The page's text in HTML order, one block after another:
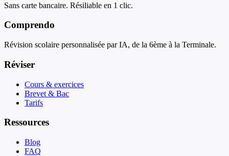
Sans carte bancaire. Résiliable en 1 clic.
Comprendo
Révision scolaire personnalisée par IA, de la 6ème à la Terminale.
Réviser
Cours & exercices
Brevet & Bac
Tarifs
Ressources
Blog
FAQ